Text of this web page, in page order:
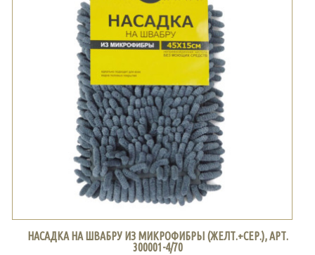
НАСАДКА НА ШВАБРУ ИЗ МИКРОФИБРЫ (ЖЕЛТ.+СЕР.), АРТ.
300001-4/70